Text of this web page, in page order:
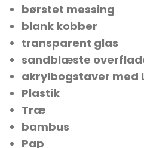
børstet messing
blank kobber
transparent glas
sandblæste
akrylbogstaver med
Plastik
Træ
bambus
Pap